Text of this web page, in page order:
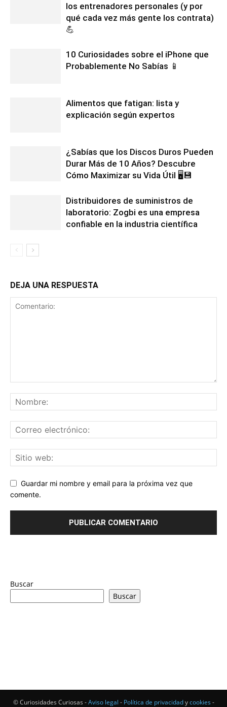
los entrenadores personales (y por
qué cada vez más gente los contrata)
💪
10 Curiosidades sobre el iPhone que
Probablemente No Sabías 📱
Alimentos que fatigan: lista y
explicación según expertos
¿Sabías que los Discos Duros Pueden
Durar Más de 10 Años? Descubre
Cómo Maximizar su Vida Útil 🖥️💾
Distribuidores de suministros de
laboratorio: Zogbi es una empresa
confiable en la industria científica
DEJA UNA RESPUESTA
Guardar mi nombre y email para la próxima vez que
comente.
Buscar
Buscar
© Curiosidades Curiosas -Aviso legal - Política de privacidadycookies -